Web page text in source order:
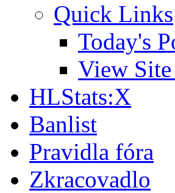
Quick Links
Today's
View Site
HLStats:X
Banlist
Pravidla fóra
Zkracovadlo